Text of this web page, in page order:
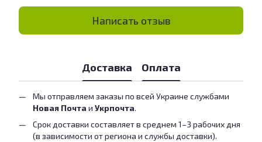
Написать отзыв
Доставка Оплата
Мы отправляем заказы по всей Украине службами
Новая Почта и Укрпочта.
Срок доставки составляет в среднем 1–3 рабочих дня
(в зависимости от региона и службы доставки).